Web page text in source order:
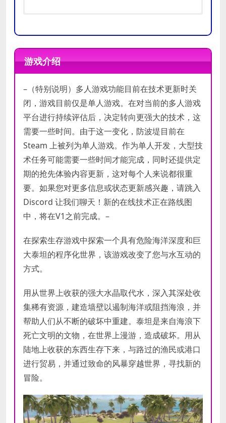
最低
配置
显卡:Geforce 970 (4 gigs ram) /
RX580
存储空间:需要 4 GB 可用空间
附注事项:Win7 is not currently
supported due to OS
compatability issues
配置
显卡:Geforce 2070 / 5700XT
存储空间:需要 4 GB 可用空间
附注事项:Win7 is not currently
supported due to OS
compatability issues
游戏介绍
–（特别说明）多人游戏功能目前在技术更新时关
闭，游戏目前仅是单人游戏。在对当前的多人游戏
平台进行持续评估后，决定转向更强大的技术，这
需要一些时间。由于这一变化，防波堤目前在
Steam 上被列为单人游戏。作为单人开发，大型技
术任务可能需要一些时间才能完成，同时还提供定
期的抢先体验内容更新，这对每个人来说都很重
要。如果您对更多信息或状态更新感兴趣，请跳入
Discord 让我们聊天！新的在线技术正在路线图
中，将在V1之前完成。–
在探索生存游戏中探索一个具有危险海洋深度和巨
大泰坦的程序化世界，该游戏改变了您与水互动的
方式。
用从世界上收获的强大水晶取代水，深入其深处收
集稀有资源，建造墙壁以遏制海洋或阻挡海浪，并
帮助人们从不断的破坏中重建。泰坦是来自海浪下
死亡文明的文物，在世界上漫游，造成破坏。用从
陆地上收获的东西生存下来，与路过的渔民或港口
进行贸易，并通过致命的风暴穿越世界，寻找新的
冒险。